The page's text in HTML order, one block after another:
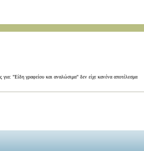
"Είδη γραφείου και αναλώσιμα" δεν είχε κανένα αποτέλεσμα